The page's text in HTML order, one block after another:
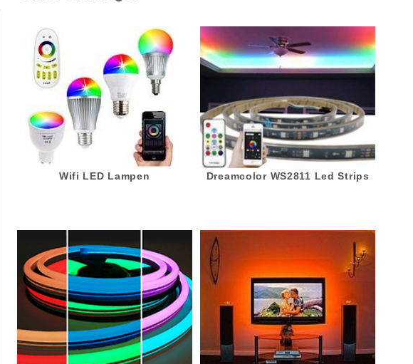
Wifi LED Lampen Dreamcolor WS2811 Led Strips